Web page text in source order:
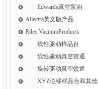
Edwards真空泵油
Allectra英文版产品
Rdec VacuumProducts
线性驱动样品台
线性驱动真空馈通
旋转驱动真空馈通
XYZ位移样品台和其他